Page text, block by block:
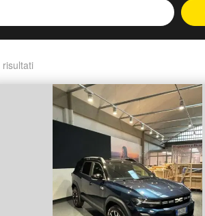
risultati